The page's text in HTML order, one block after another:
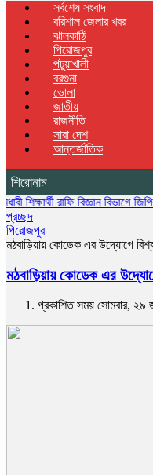
সর্বশেষ সংবাদ
বরিশাল জেলার খবর
ঝালকাঠি
পিরোজপুর
পটুয়াখালী
বরগুনা
ভোলা
জাতীয়
রাজনীতি
সারা দেশ
আন্তর্জাতিক
শিরোনাম
রাফি বিজ্ঞান বিভাগে জিপিএ-৫
প্রচ্ছদ
পিরোজপুর
মঠবাড়িয়ায় কোডেক এর উদ্যোগে
মঠবাড়িয়ায় কোডেক এর
প্রকাশিত সময় সোমবার,